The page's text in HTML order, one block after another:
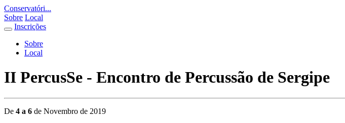
Conservatóri...
Sobre Local
Inscrições
Sobre
Local
II PercusSe - Encontro de Percussão de Sergipe
De 4 a 6 de Novembro de 2019